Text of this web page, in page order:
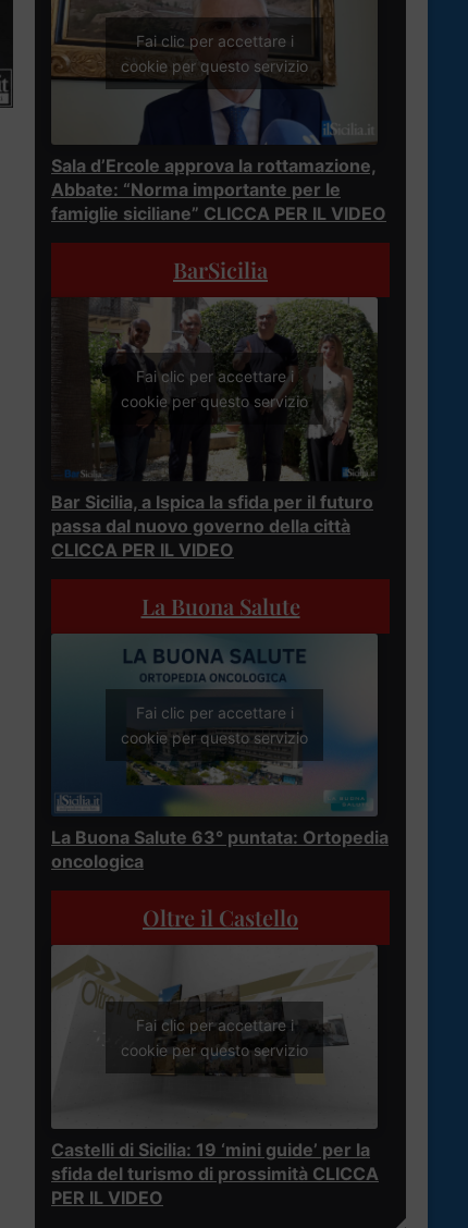
Fai clic per accettare i
cookie per questo servizio
Sala d’Ercole approva la rottamazione,
Abbate: “Norma importante per le
famiglie siciliane” CLICCA PER IL VIDEO
BarSicilia
Fai clic per accettare i
cookie per questo servizio
Bar Sicilia, a Ispica la sfida per il futuro
passa dal nuovo governo della città
CLICCA PER IL VIDEO
La Buona Salute
Fai clic per accettare i
cookie per questo servizio
La Buona Salute 63° puntata: Ortopedia
oncologica
Oltre il Castello
Fai clic per accettare i
cookie per questo servizio
Castelli di Sicilia: 19 ‘mini guide’ per la
sfida del turismo di prossimità CLICCA
PER IL VIDEO